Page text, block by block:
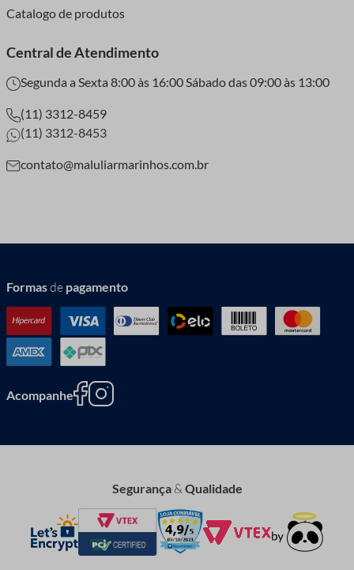
Catalogo de produtos
Central de Atendimento
Segunda a Sexta 8:00 às 16:00 Sábado das 09:00 às 13:00
(11) 3312-8459
(11) 3312-8453
contato@maluliarmarinhos.com.br
Formasde pagamento
Acompanhe
Segurança&Qualidade